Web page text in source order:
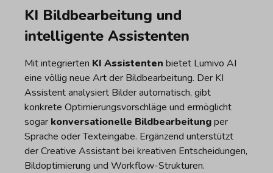
KI Bildbearbeitung und
intelligente Assistenten
Mit integrierten KI Assistenten bietet Lumivo AI
eine völlig neue Art der Bildbearbeitung. Der KI
Assistent analysiert Bilder automatisch, gibt
konkrete Optimierungsvorschläge und ermöglicht
sogar konversationelle Bildbearbeitungper
Sprache oder Texteingabe. Ergänzend unterstützt
der Creative Assistant bei kreativen Entscheidungen,
Bildoptimierung und Workflow-Strukturen.